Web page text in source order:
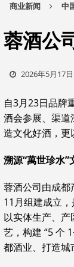
商业新闻 中
蓉酒公
2026年5月17
自3月23日品牌
酒会参展、渠
造文化好酒，更
溯源“萬世珍水
蓉酒公司由成
11月组建成立
以实体生产、
艺，构建 “5 个
都酒业、打造城